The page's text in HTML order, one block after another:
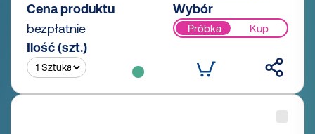
Cena produktu
bezpłatnie
Wybór
Próbka Kup
Ilość (szt.)